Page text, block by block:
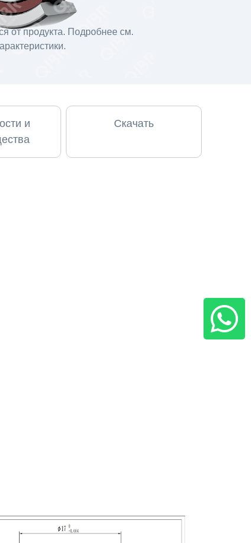
от продукта. Подробнее см.
и
Скачать